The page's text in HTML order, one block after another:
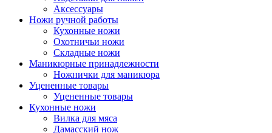
Аксессуары
Ножи ручной работы
Кухонные ножи
Охотничьи ножи
Складные ножи
Маникюрные принадлежности
Ножнички для маникюра
Уцененные товары
Уцененные товары
Кухонные ножи
Вилка для мяса
Дамасский нож